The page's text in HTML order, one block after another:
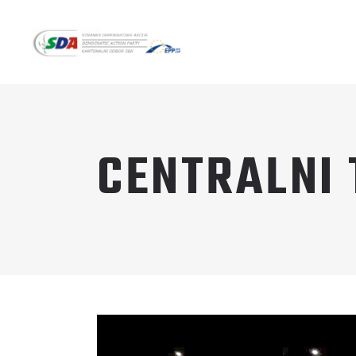
CENTRALNI